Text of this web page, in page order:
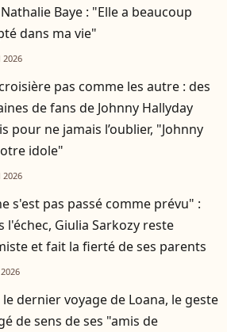
Baye : "Elle a beaucoup
dans ma vie"
2026
pas comme les autre : des
de fans de Johnny Hallyday
pour ne jamais l’oublier, "Johnny
idole"
2026
s'est pas passé comme prévu" :
l'échec, Giulia Sarkozy reste
et fait la fierté de ses parents
dernier voyage de Loana, le geste
de sens de ses "amis de